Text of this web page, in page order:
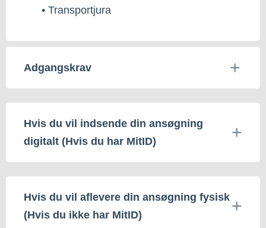
• Transportjura
Adgangskrav
Hvis du vil indsende din ansøgning
digitalt (Hvis du har MitID)
Hvis du vil aflevere din ansøgning fysisk
(Hvis du ikke har MitID)